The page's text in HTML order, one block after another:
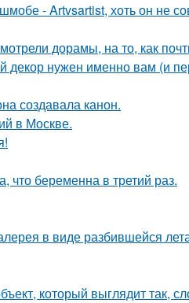
- Artvsartist, хоть он не
дорамы, на то, как
декор нужен именно вам (и
создавала канон.
в Москве.
что беременна в третий раз.
в виде разбившейся
который выглядит так,